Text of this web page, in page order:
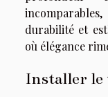
durabilité et
où élégance
Installer le